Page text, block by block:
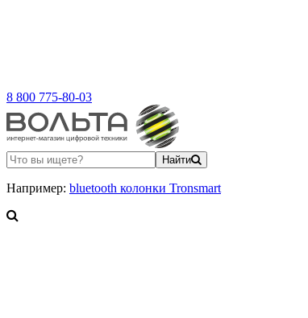
8 800 775-80-03
Найти
Например: bluetooth колонки Tronsmart